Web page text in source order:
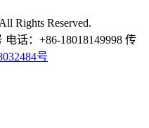
Rights Reserved.
话：+86-18018149998 传
号